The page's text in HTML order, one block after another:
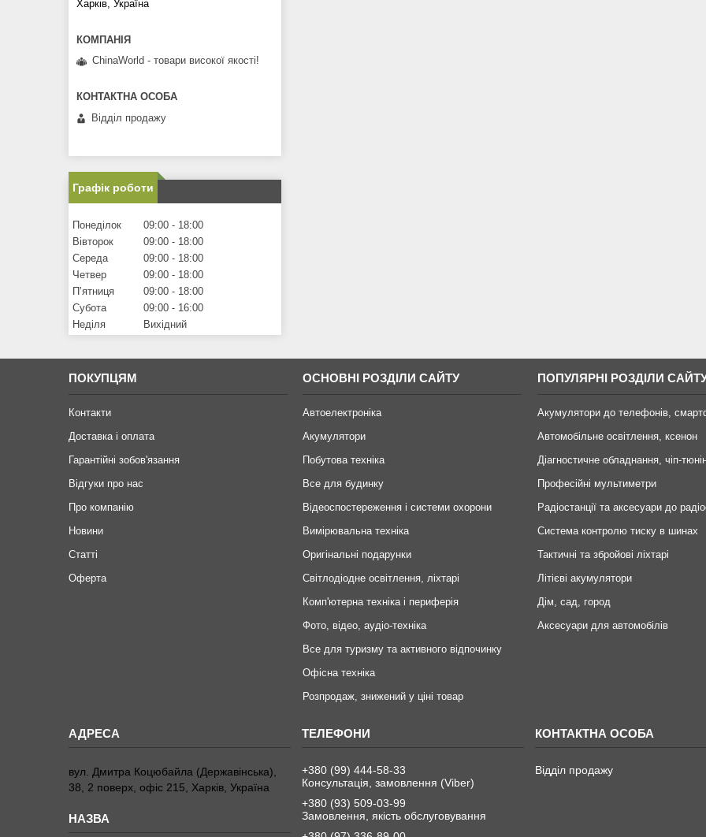
Харків, Україна
ChinaWorld - товари високої якості!
Відділ продажу
Графік роботи
Понеділок 09:00
18:00
Вівторок
09:00
18:00
Середа
09:00
18:00
Четвер
09:00
18:00
Пʼятниця
09:00
18:00
Субота
09:00
16:00
Неділя
Вихідний
ПОКУПЦЯМ
Контакти
Доставка і оплата
Гарантійні зобов'язання
Відгуки про нас
Про компанію
Новини
Статті
Оферта
ОСНОВНІ РОЗДІЛИ САЙТУ
Автоелектроніка
Акумулятори
Побутова техніка
Все для будинку
Відеоспостереження і системи охорони
Вимірювальна техніка
Оригінальні подарунки
Світлодіодне освітлення, ліхтарі
Комп'ютерна техніка і периферія
Фото, відео, аудіо-техніка
Все для туризму та активного відпочинку
Офісна техніка
Розпродаж, знижений у ціні товар
ПОПУЛЯРНІ РОЗДІЛИ
Акумулятори до телефонів,
Автомобільне освітлення, ксенон
Діагностичне обладнання, чіп-
Професійні мультиметри
Радіостанції та аксесуари до
Система контролю тиску в шинах
Тактичні та збройові ліхтарі
Літієві акумулятори
Дім, сад, город
Аксесуари для автомобілів
вул. Дмитра Коцюбайла (Державінська),
38, 2 поверх, офіс 215, Харків, Україна
+380 (99) 444-58-33
Консультація, замовлення (Viber)
+380 (93) 509-03-99
Замовлення, якість обслуговування
Відділ продажу